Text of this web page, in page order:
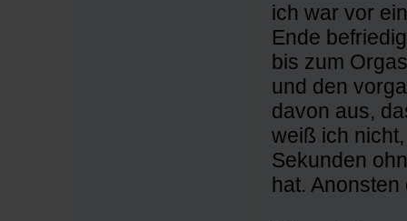
ich war vor
Ende
bis zum
und den
davon aus,
weiß ich
Sekunden
hat.